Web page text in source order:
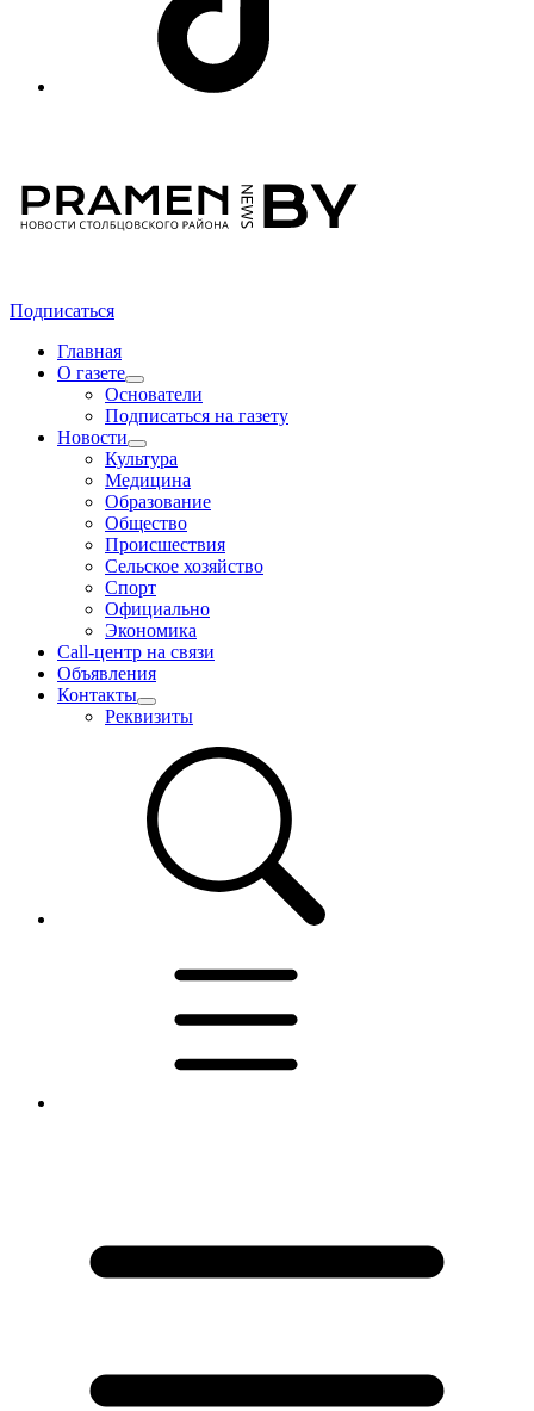
Подписаться
Главная
О газете
Основатели
Подписаться на газету
Новости
Культура
Медицина
Образование
Общество
Происшествия
Сельское хозяйство
Спорт
Официально
Экономика
Call-центр на связи
Объявления
Контакты
Реквизиты